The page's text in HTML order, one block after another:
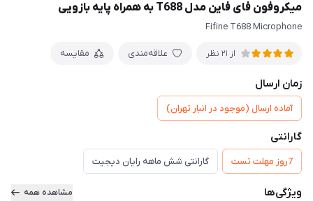
میکروفون فای فاین مدل T688 به همراه پایه بازویی
Fifine T688 Microphone
از 21 نظر علاقه‌مندی مقایسه
زمان ارسال
آماده ارسال (موجود در انبار تهران)
گارانتی
7روز مهلت تست گارانتی شش ماهه رایان دیجیت
ویژگی‌ها مشاهده همه